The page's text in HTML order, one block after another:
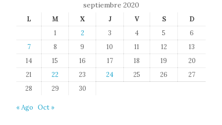
septiembre 2020
L M X J V S
D
1
2 3 4 5
6
7
8 9 10 11 12
13
14
15 16 17 18 19
20
21
22 23 24 25 26
27
28
29 30
« Ago Oct »